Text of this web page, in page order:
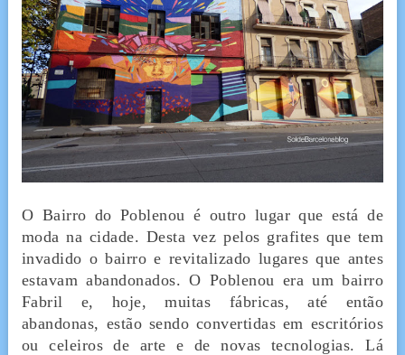
O Bairro do Poblenou é outro lugar que está de
moda na cidade. Desta vez pelos grafites que tem
invadido o bairro e revitalizado lugares que antes
estavam abandonados. O Poblenou era um bairro
Fabril e, hoje, muitas fábricas, até então
abandonas, estão sendo convertidas em escritórios
ou celeiros de arte e de novas tecnologias. Lá